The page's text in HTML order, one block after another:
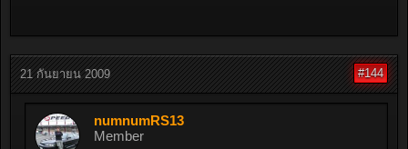
21 กันยายน 2009 #144
numnumRS13
Member